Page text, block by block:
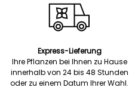
Express-Lieferung
Ihre Pflanzen bei Ihnen zu Hause
innerhalb von 24 bis 48 Stunden
oder zu einem Datum Ihrer Wahl.